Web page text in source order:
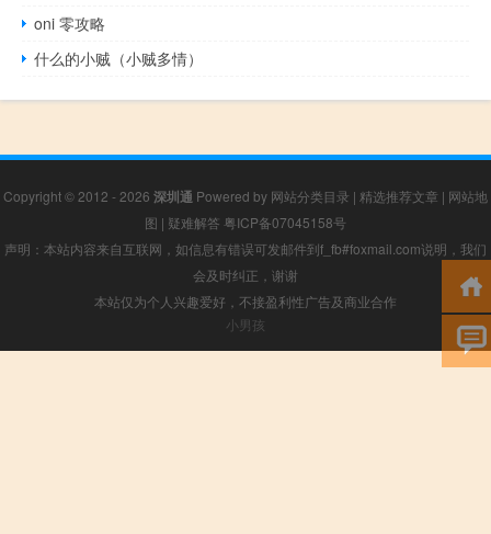
oni 零攻略
什么的小贼（小贼多情）
Copyright © 2012 - 2026 深圳通 Powered by 网站分类目录 | 精选推荐文章 | 网站地
图 | 疑难解答 粤ICP备07045158号
声明：本站内容来自互联网，如信息有错误可发邮件到f_fb#foxmail.com说明，我们
会及时纠正，谢谢
本站仅为个人兴趣爱好，不接盈利性广告及商业合作
小男孩